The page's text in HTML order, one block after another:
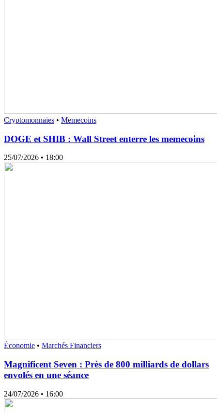
Cryptomonnaies • Memecoins
DOGE et SHIB : Wall Street enterre les memecoins
25/07/2026 • 18:00
Économie • Marchés Financiers
Magnificent Seven : Près de 800 milliards de dollars
envolés en une séance
24/07/2026 • 16:00